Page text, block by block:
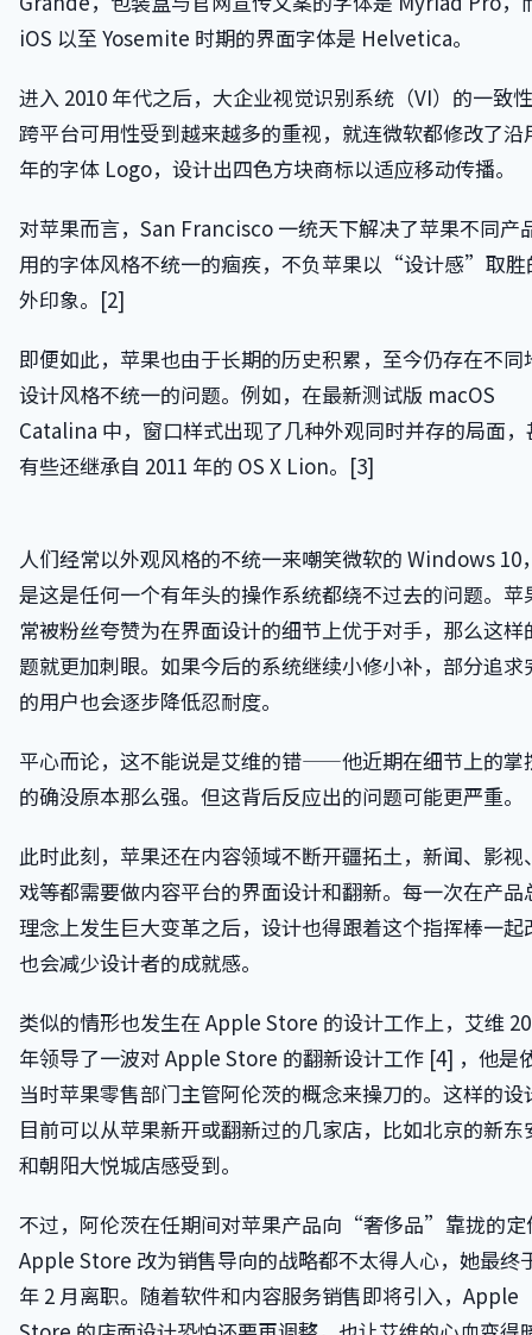
iOS 以至 Yosemite 时期的界面字体是 Helvetica。
进入 2010 年代之后，大企业视觉识别系统（VI）的一致
跨平台可用性受到越来越多的重视，就连微软都修改了沿
年的字体 Logo，设计出四色方块商标以适应移动传播。
对苹果而言，San Francisco 一统天下解决了苹果不同产
用的字体风格不统一的痼疾，不负苹果以“设计感”取胜
外印象。[2]
即便如此，苹果也由于长期的历史积累，至今仍存在不同
设计风格不统一的问题。例如，在最新测试版 macOS
Catalina 中，窗口样式出现了几种外观同时并存的局面，
有些还继承自 2011 年的 OS X Lion。[3]
人们经常以外观风格的不统一来嘲笑微软的 Windows 10
是这是任何一个有年头的操作系统都绕不过去的问题。苹
常被粉丝夸赞为在界面设计的细节上优于对手，那么这样
题就更加刺眼。如果今后的系统继续小修小补，部分追求
的用户也会逐步降低忍耐度。
平心而论，这不能说是艾维的错——他近期在细节上的掌
的确没原本那么强。但这背后反应出的问题可能更严重。
此时此刻，苹果还在内容领域不断开疆拓土，新闻、影视
戏等都需要做内容平台的界面设计和翻新。每一次在产品
理念上发生巨大变革之后，设计也得跟着这个指挥棒一起
也会减少设计者的成就感。
类似的情形也发生在 Apple Store 的设计工作上，艾维
年领导了一波对 Apple Store 的翻新设计工作 [4] ，他是
当时苹果零售部门主管阿伦茨的概念来操刀的。这样的设
目前可以从苹果新开或翻新过的几家店，比如北京的新东
和朝阳大悦城店感受到。
不过，阿伦茨在任期间对苹果产品向“奢侈品”靠拢的定
Apple Store 改为销售导向的战略都不太得人心，她最终
年 2 月离职。随着软件和内容服务销售即将引入，Apple